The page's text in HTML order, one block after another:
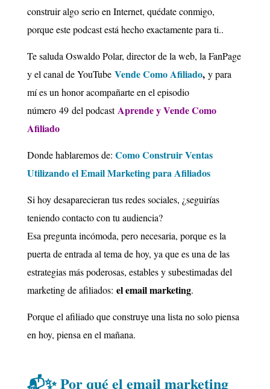
construir algo serio en Internet, quédate conmigo,
porque este podcast está hecho exactamente para ti..
Te saluda Oswaldo Polar, director de la web, la FanPage
y el canal de YouTube Vende Como Afiliado,y para
mí es un honor acompañarte en el episodio
número 49 del podcast Aprende y Vende Como
Afiliado
Donde hablaremos de: Como Construir Ventas
Utilizando el Email Marketing para Afiliados
Si hoy desaparecieran tus redes sociales, ¿seguirías
teniendo contacto con tu audiencia?
Esa pregunta incómoda, pero necesaria, porque es la
puerta de entrada al tema de hoy, ya que es una de las
estrategias más poderosas, estables y subestimadas del
marketing de afiliados: el email marketing.
Porque el afiliado que construye una lista no solo piensa
en hoy, piensa en el mañana.
📬✨ Por qué el email marketing